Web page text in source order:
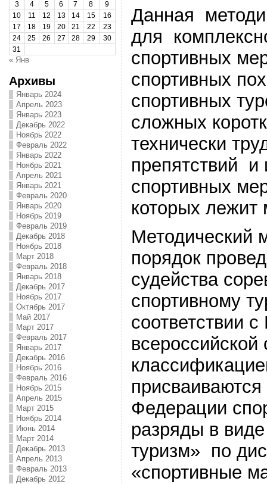
3
4 5 6 7 8
9
10
11 12 13 14 15
16
17
18 19 20 21 22
23
24
25 26 27 28 29
30
31
« Янв
Архивы
Январь 2024
Апрель 2023
Январь 2023
Декабрь 2022
Ноябрь 2022
Февраль 2022
Январь 2022
Ноябрь 2021
Апрель 2021
Январь 2021
Февраль 2020
Январь 2020
Ноябрь 2019
Февраль 2019
Декабрь 2018
Ноябрь 2018
Март 2018
Февраль 2018
Январь 2018
Декабрь 2017
Ноябрь 2017
Октябрь 2017
Май 2017
Март 2017
Февраль 2017
Январь 2017
Декабрь 2016
Ноябрь 2016
Февраль 2016
Ноябрь 2015
Апрель 2015
Март 2015
Ноябрь 2014
Июнь 2014
Март 2014
Декабрь 2013
Апрель 2013
Февраль 2013
Декабрь 2012
Данная
для
спортивных
спортивных
спортивных
сложных
технически
препятствий и
спортивных
которых лежит
Методический
порядок
судейства
спортивному
соответствии
всероссийской
Федерации
разряды в
туризм» по
«спортивные